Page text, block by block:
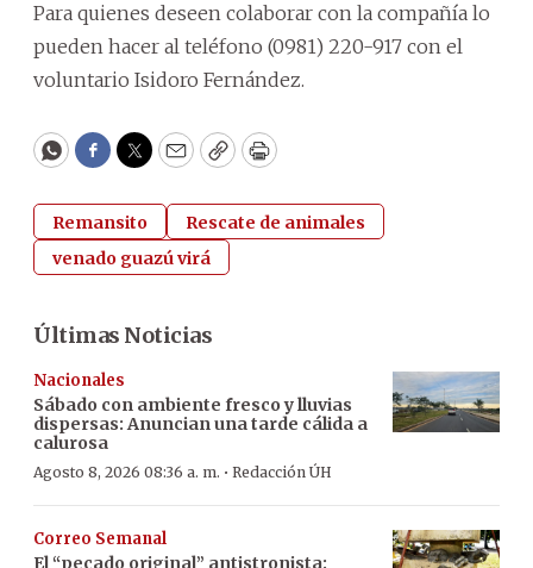
Para quienes deseen colaborar con la compañía lo
pueden hacer al teléfono (0981) 220-917 con el
voluntario Isidoro Fernández.
WhatsApp
Facebook
Twitter
EmailCopyPrint
Remansito
Rescate de animales
venado guazú virá
Últimas Noticias
Nacionales
Sábado con ambiente fresco y lluvias
dispersas: Anuncian una tarde cálida a
calurosa
Agosto 8, 2026 08:36 a. m. · Redacción ÚH
Correo Semanal
El “pecado original” antistronista: